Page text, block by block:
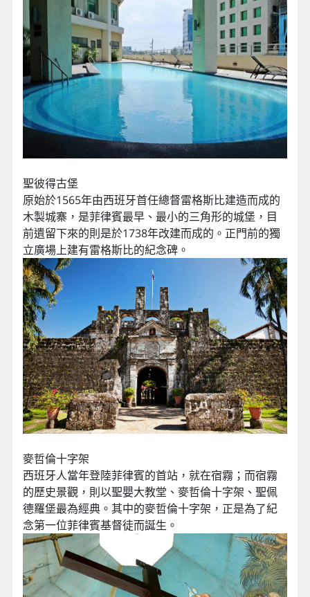
聖彼得古堡
原始於1565年由西班牙首任總督雷格斯比建造而成的
木製城寨，是菲律賓最早、最小的三角形的城堡，目
前遺留下來的則是於1738年改建而成的。正門前的獨
立廣場上建有雷格斯比的紀念碑。
麥哲倫十字架
西班牙人當年登陸菲律賓的首站，就在宿霧；而宿霧
的歷史景觀，則以聖嬰大教堂、麥哲倫十字架、聖佩
德羅堡最為經典。其中的麥哲倫十字架，正是為了紀
念第一位菲律賓基督徒而誕生。